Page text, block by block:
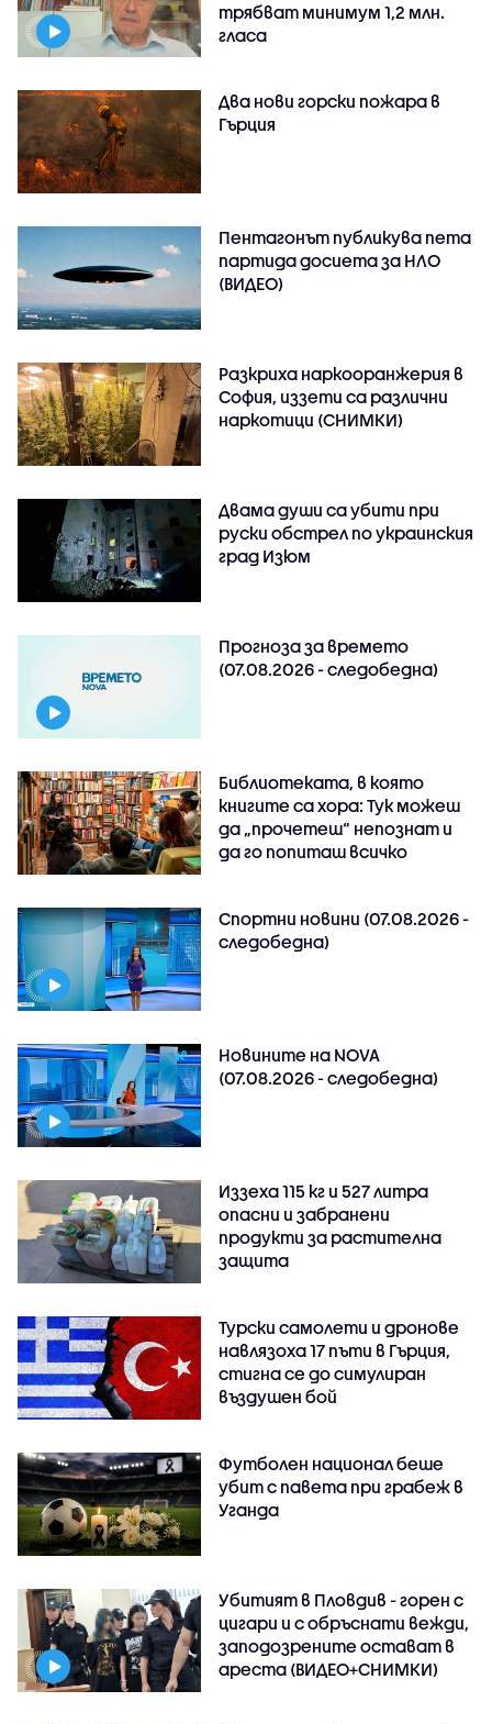
трябват минимум 1,2 млн.
гласа
Два нови горски пожара в
Гърция
Пентагонът публикува пета
партида досиета за НЛО
(ВИДЕО)
Разкриха наркооранжерия в
София, иззети са различни
наркотици (СНИМКИ)
Двама души са убити при
руски обстрeл по украинския
град Изюм
Прогноза за времето
(07.08.2026 - следобедна)
Библиотеката, в която
книгите са хора: Тук можеш
да „прочетеш“ непознат и
да го попиташ всичко
Спортни новини (07.08.2026 -
следобедна)
Новините на NOVA
(07.08.2026 - следобедна)
Иззеха 115 кг и 527 литра
опасни и забранени
продукти за растителна
защита
Турски самолети и дронове
навлязоха 17 пъти в Гърция,
стигна се до симулиран
въздушен бой
Футболен национал беше
убит с павета при грабеж в
Уганда
Убитият в Пловдив - горен с
цигари и с обръснати вежди,
заподозрените остават в
ареста (ВИДЕО+СНИМКИ)